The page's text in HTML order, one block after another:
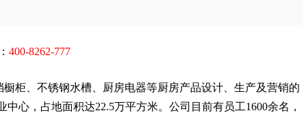
400-8262-777
柜、不锈钢水槽、厨房电器等厨房产品设计、生产及营销的
心，占地面积达22.5万平方米。公司目前有员工1600余名，